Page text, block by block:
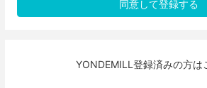
YONDEMILL登録済みの方